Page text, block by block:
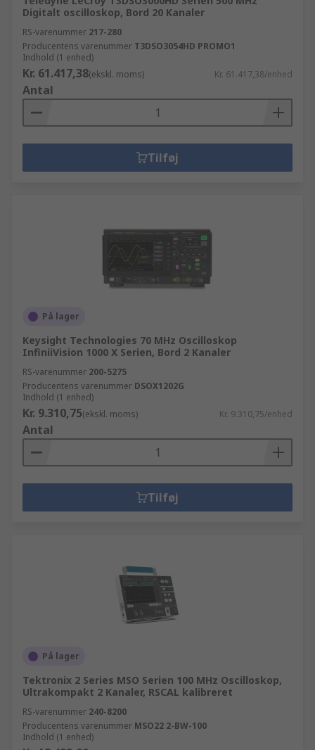
Digitalt oscilloskop, Bord 20 Kanaler
RS-varenummer 217-280
Producentens varenummer T3DSO3054HD PROMO1
Indhold (1 enhed)
Kr. 61.417,38(ekskl. moms) Kr. 61.417,38/enhed
Antal
Tilføj
På lager
Keysight Technologies 70 MHz Oscilloskop
InfiniiVision 1000 X Serien, Bord 2 Kanaler
RS-varenummer 200-5275
Producentens varenummer DSOX1202G
Indhold (1 enhed)
Kr. 9.310,75(ekskl. moms) Kr. 9.310,75/enhed
Antal
Tilføj
På lager
Tektronix 2 Series MSO Serien 100 MHz Oscilloskop,
Ultrakompakt 2 Kanaler, RSCAL kalibreret
RS-varenummer 240-8200
Producentens varenummer MSO22 2-BW-100
Indhold (1 enhed)